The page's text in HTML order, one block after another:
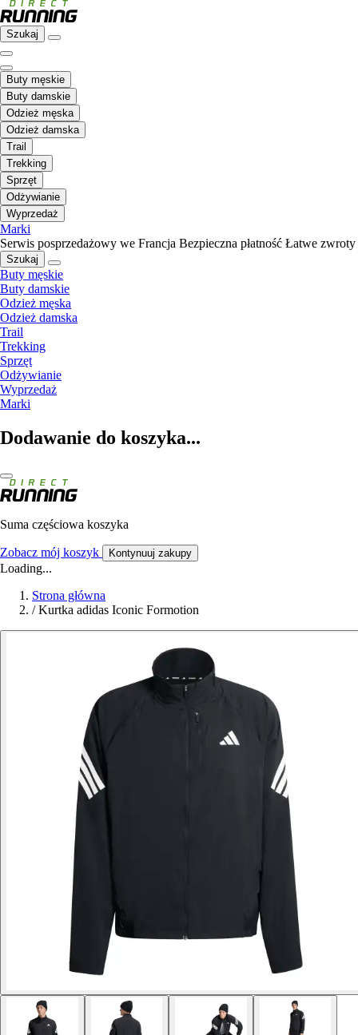
Szukaj
Buty męskie
Buty damskie
Odzież męska
Odzież damska
Trail
Trekking
Sprzęt
Odżywianie
Wyprzedaż
Marki
Serwis posprzedażowy we Francja Bezpieczna płatność Łatwe zwroty
Szukaj
Buty męskie
Buty damskie
Odzież męska
Odzież damska
Trail
Trekking
Sprzęt
Odżywianie
Wyprzedaż
Marki
Dodawanie do koszyka...
Suma częściowa koszyka
Zobacz mój koszyk Kontynuuj zakupy
Loading...
Strona główna
/ Kurtka adidas Iconic Formotion